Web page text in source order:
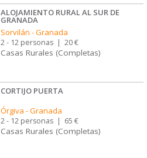
ALOJAMIENTO RURAL AL SUR DE
GRANADA
Sorvilán -Granada
2 - 12 personas | 20 €
Casas Rurales (Completas)
CORTIJO PUERTA
Órgiva -Granada
2 - 12 personas | 65 €
Casas Rurales (Completas)